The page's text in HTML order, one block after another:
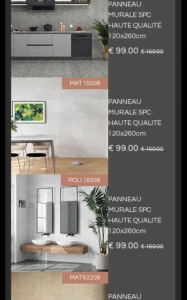
PANNEAU
MURALE SPC
HAUTE QUALITÉ
120x260cm
سعر عادي‏169.00 € سعر البيع
15508 MAT
PANNEAU
MURALE SPC
HAUTE QUALITÉ
120x260cm
سعر عادي‏169.00 € سعر البيع
15508 POLI
PANNEAU
MURALE SPC
HAUTE QUALITÉ
120x260cm
سعر عادي‏169.00 € سعر البيع
62208 MAT
PANNEAU